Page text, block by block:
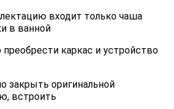
входит только чаша
в ванной
каркас и устройство
закрыть оригинальной
встроить